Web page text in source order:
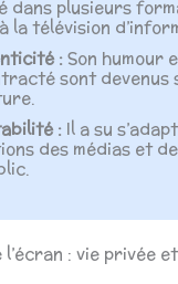
dans plusieurs
la télévision
:Son humour
sont devenus
:Il a su
des médias et
l’écran : vie privée